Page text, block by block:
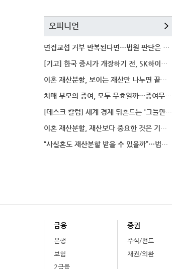
오피니언
면접교섭 거부 반복된다면…법원 판단은 달라질까
[기고] 한국 증시가 개장하기 전, SK하이닉스 가격은
이혼 재산분할, 보이는 재산만 나누면 끝일까…숨겨진 자
치매 부모의 증여, 모두 무효일까…증여무효 분쟁에서 법
[데스크 칼럼] 세계 경제 뒤흔드는 '그들만의 언어'
이혼 재산분할, 재산보다 중요한 것은 기여도 입증
“사실혼도 재산분할 받을 수 있을까”…법원이 살펴보는
금융
은행
보험
2금융
증권
주식/펀드
채권/외환